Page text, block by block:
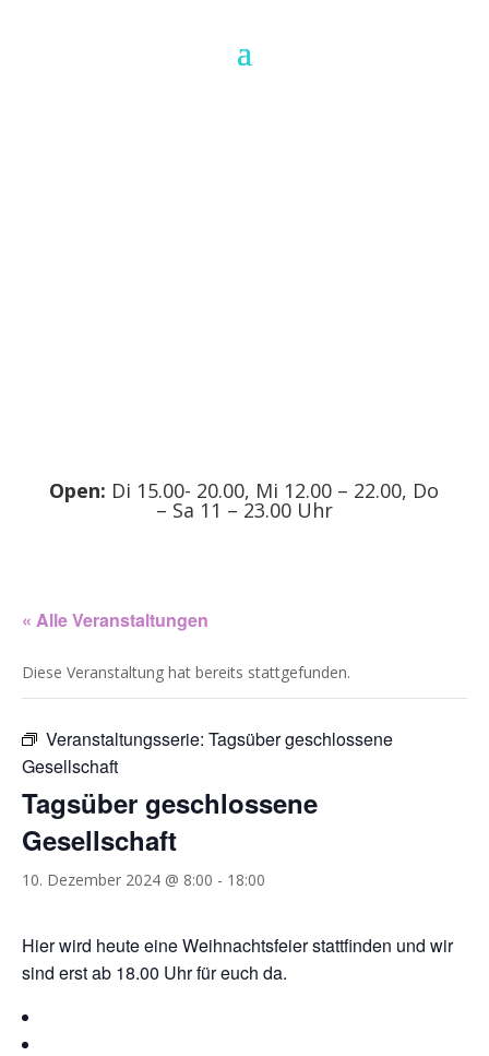
Open: Di 15.00- 20.00, Mi 12.00 – 22.00, Do
– Sa 11 – 23.00 Uhr
« Alle Veranstaltungen
Diese Veranstaltung hat bereits stattgefunden.
Veranstaltungsserie: Tagsüber geschlossene
Gesellschaft
Tagsüber geschlossene
Gesellschaft
10. Dezember 2024 @ 8:00 - 18:00
Hier wird heute eine Weihnachtsfeier stattfinden und wir
sind erst ab 18.00 Uhr für euch da.